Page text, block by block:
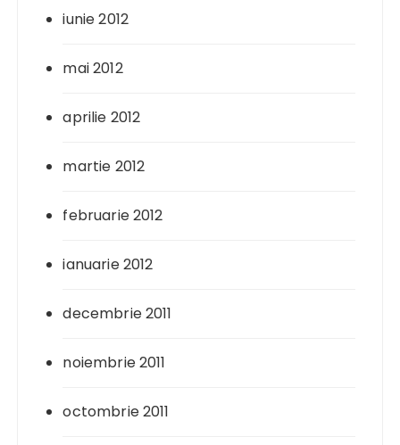
iunie 2012
mai 2012
aprilie 2012
martie 2012
februarie 2012
ianuarie 2012
decembrie 2011
noiembrie 2011
octombrie 2011